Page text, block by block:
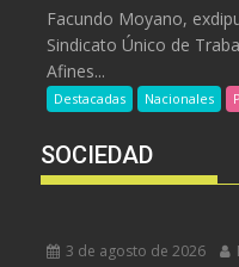
Facundo Moyano,
Sindicato Único de
Afines...
Destacadas Nacionales
SOCIEDAD
3 de agosto de 2026